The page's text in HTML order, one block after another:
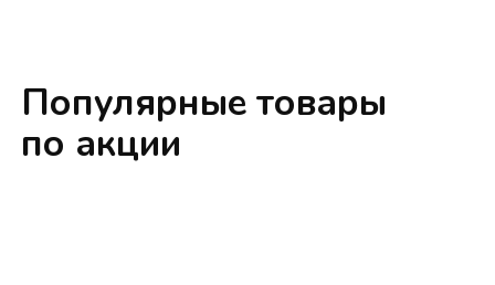
Популярные товары
по акции